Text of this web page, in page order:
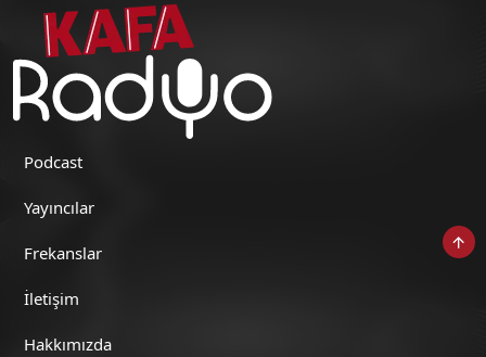
Veşaire Veşaire (17 Eylül 2020)
Podcast
Yayıncılar
Frekanslar
İletişim
Hakkımızda